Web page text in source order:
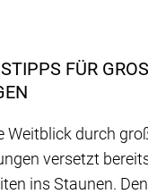
FÜR
Weitblick durch
versetzt
ins Staunen.